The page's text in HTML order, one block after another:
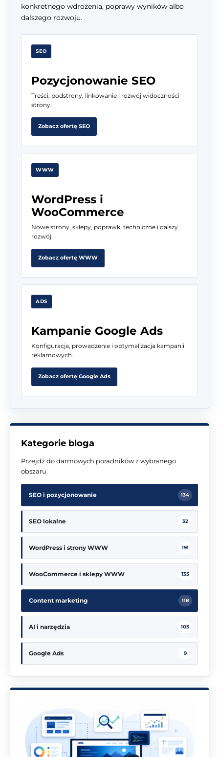
konkretnego wdrożenia, poprawy wyników albo
dalszego rozwoju.
SEO
Pozycjonowanie SEO
Treści, podstrony, linkowanie i rozwój widoczności
strony.
Zobacz ofertę SEO
WWW
WordPress i
WooCommerce
Nowe strony, sklepy, poprawki techniczne i dalszy
rozwój.
Zobacz ofertę WWW
ADS
Kampanie Google Ads
Konfiguracja, prowadzenie i optymalizacja kampanii
reklamowych.
Zobacz ofertę Google Ads
Kategorie bloga
Przejdź do darmowych poradników z wybranego
obszaru.
SEO i pozycjonowanie 134
SEO lokalne 32
WordPress i strony WWW 191
WooCommerce i sklepy WWW 135
Content marketing 118
AI i narzędzia 103
Google Ads 9